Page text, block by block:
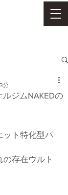
ルジムNAKEDの
分
ト特化型パ
存在ウルト